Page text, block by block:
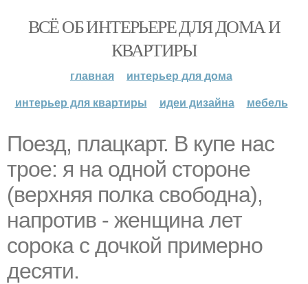
ВСЁ ОБ ИНТЕРЬЕРЕ ДЛЯ ДОМА И
КВАРТИРЫ
главная
интерьер для дома
интерьер для квартиры
идеи дизайна мебель
Поезд, плацкарт. В купе нас
трое: я на одной стороне
(верхняя полка свободна),
напротив - женщина лет
сорока с дочкой примерно
десяти.